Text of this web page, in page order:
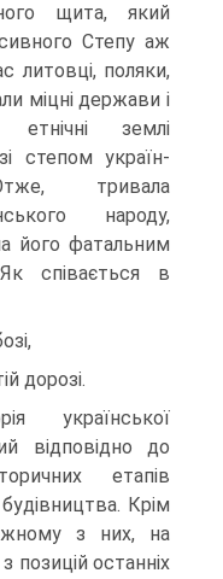
щита, який
Степу аж
литовці, поляки,
міцні держави і
землі
степом україн­
тривала
народу,
його фатальним
співається в
дорозі.
української
відповідно до
етапів
Крім
з них, на
позицій останніх